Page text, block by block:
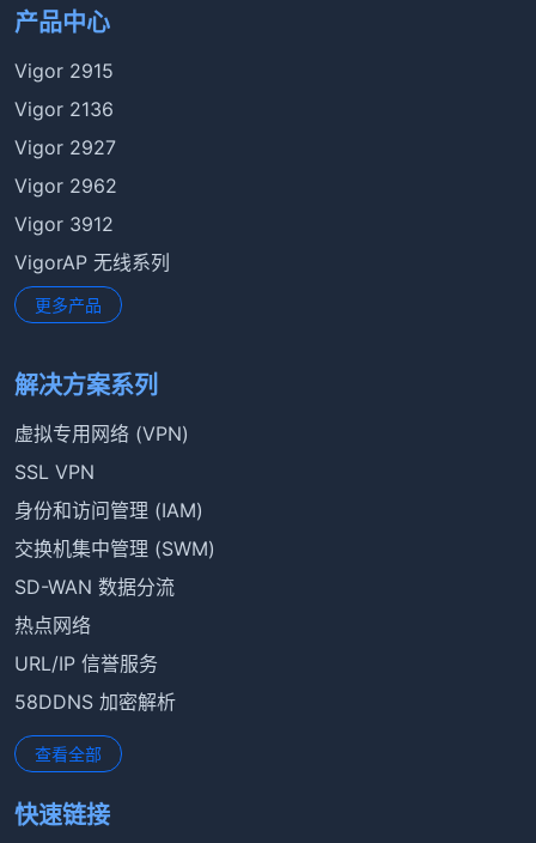
产品中心
Vigor 2915
Vigor 2136
Vigor 2927
Vigor 2962
Vigor 3912
VigorAP 无线系列
更多产品
解决方案系列
虚拟专用网络 (VPN)
SSL VPN
身份和访问管理 (IAM)
交换机集中管理 (SWM)
SD-WAN 数据分流
热点网络
URL/IP 信誉服务
58DDNS 加密解析
查看全部
快速链接